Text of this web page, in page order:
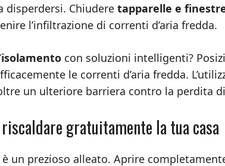
disperdersi. Chiudere tapparelle e
l’infiltrazione di correnti d’aria fredda.
con soluzioni intelligenti?
le correnti d’aria fredda.
un ulteriore barriera contro la perdita
gratuitamente la tua casa
un prezioso alleato. Aprire